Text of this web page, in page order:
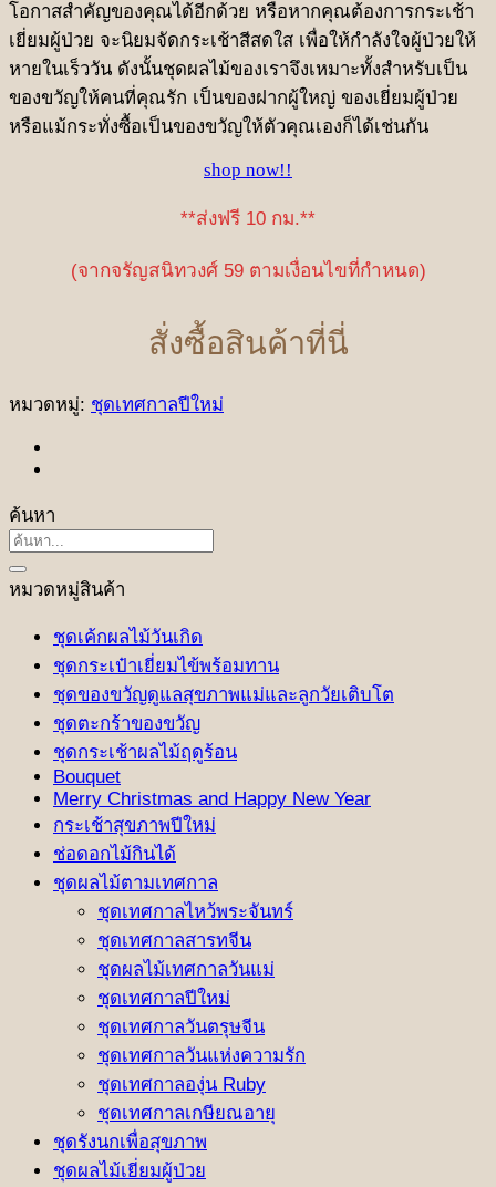
โอกาสสำคัญของคุณได้อีกด้วย หรือหากคุณต้องการกระเช้า
เยี่ยมผู้ป่วย จะนิยมจัดกระเช้าสีสดใส เพื่อให้กำลังใจผู้ป่วยให้
หายในเร็ววัน ดังนั้นชุดผลไม้ของเราจึงเหมาะทั้งสำหรับเป็น
ของขวัญให้คนที่คุณรัก เป็นของฝากผู้ใหญ่ ของเยี่ยมผู้ป่วย
หรือแม้กระทั่งซื้อเป็นของขวัญให้ตัวคุณเองก็ได้เช่นกัน
shop now!!
**ส่งฟรี 10 กม.**
(จากจรัญสนิทวงศ์ 59 ตามเงื่อนไขที่กำหนด)
สั่งซื้อสินค้าที่นี่
หมวดหมู่: ชุดเทศกาลปีใหม่
ค้นหา
ค้นหา:
หมวดหมู่สินค้า
ชุดเค้กผลไม้วันเกิด
ชุดกระเป๋าเยี่ยมไข้พร้อมทาน
ชุดของขวัญดูแลสุขภาพแม่และลูกวัยเติบโต
ชุดตะกร้าของขวัญ
ชุดกระเช้าผลไม้ฤดูร้อน
Bouquet
Merry Christmas and Happy New Year
กระเช้าสุขภาพปีใหม่
ช่อดอกไม้กินได้
ชุดผลไม้ตามเทศกาล
ชุดเทศกาลไหว้พระจันทร์
ชุดเทศกาลสารทจีน
ชุดผลไม้เทศกาลวันแม่
ชุดเทศกาลปีใหม่
ชุดเทศกาลวันตรุษจีน
ชุดเทศกาลวันแห่งความรัก
ชุดเทศกาลองุ่น Ruby
ชุดเทศกาลเกษียณอายุ
ชุดรังนกเพื่อสุขภาพ
ชุดผลไม้เยี่ยมผู้ป่วย